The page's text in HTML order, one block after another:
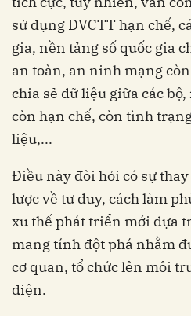
sử dụng DVCTT hạn chế,
gia, nền tảng số quốc gia
an toàn, an ninh mạng
chia sẻ dữ liệu giữa các
còn hạn chế, còn tình
liệu,...
Điều này đòi hỏi có sự
lược về tư duy, cách làm
xu thế phát triển mới dựa
mang tính đột phá nhằm
cơ quan, tổ chức lên môi
diện.